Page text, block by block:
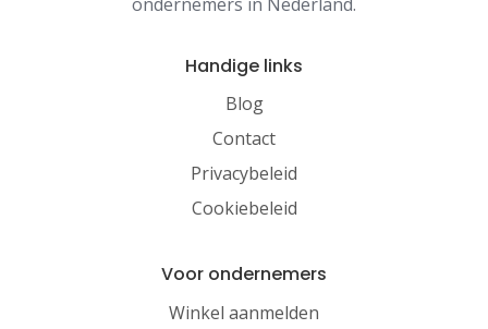
Handige links
Blog
Contact
Privacybeleid
Cookiebeleid
Voor ondernemers
Winkel aanmelden